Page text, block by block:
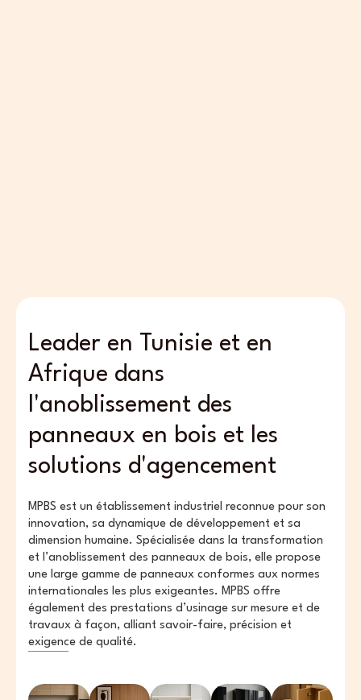
Leader en Tunisie et en
Afrique dans
l'anoblissement des
panneaux en bois et les
solutions d'agencement
MPBS est un établissement industriel reconnue pour son
innovation, sa dynamique de développement et sa
dimension humaine. Spécialisée dans la transformation
et l’anoblissement des panneaux de bois, elle propose
une large gamme de panneaux conformes aux normes
internationales les plus exigeantes. MPBS offre
également des prestations d’usinage sur mesure et de
travaux à façon, alliant savoir-faire, précision et
exigence de qualité.